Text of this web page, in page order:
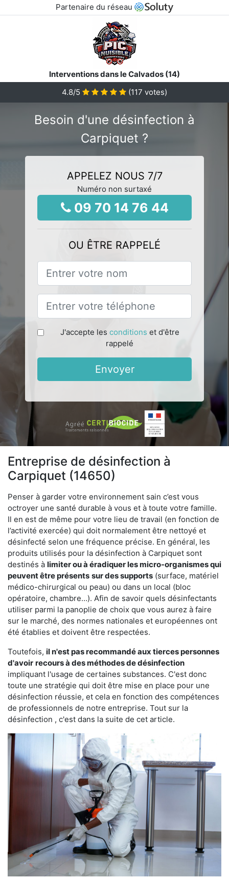
Partenaire du réseau
Interventions dans le Calvados (14)
4.8/5 (117 votes)
Besoin d'une désinfection à
Carpiquet ?
APPELEZ NOUS 7/7
Numéro non surtaxé
09 70 14 76 44
OU ÊTRE RAPPELÉ
J'accepte les conditions et d'être
rappelé
Envoyer
Entreprise de désinfection à
Carpiquet (14650)
Penser à garder votre environnement sain c’est vous
octroyer une santé durable à vous et à toute votre famille.
Il en est de même pour votre lieu de travail (en fonction de
l’activité exercée) qui doit normalement être nettoyé et
désinfecté selon une fréquence précise. En général, les
produits utilisés pour la désinfection à Carpiquet sont
destinés à limiter ou à éradiquer les micro-organismes qui
peuvent être présents sur des supports (surface, matériel
médico-chirurgical ou peau) ou dans un local (bloc
opératoire, chambre…). Afin de savoir quels désinfectants
utiliser parmi la panoplie de choix que vous aurez à faire
sur le marché, des normes nationales et européennes ont
été établies et doivent être respectées.
Toutefois, il n'est pas recommandé aux tierces personnes
d'avoir recours à des méthodes de désinfection
impliquant l'usage de certaines substances. C'est donc
toute une stratégie qui doit être mise en place pour une
désinfection réussie, et cela en fonction des compétences
de professionnels de notre entreprise. Tout sur la
désinfection , c'est dans la suite de cet article.